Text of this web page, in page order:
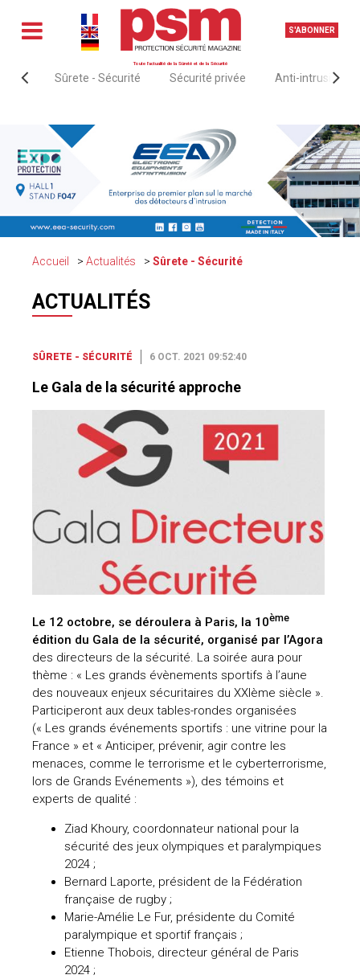
S'ABONNER
Toute l'actualité de la Sûreté et de la Sécurité
Sûrete - Sécurité Sécurité privée Anti-intrusion &
Accueil Actualités Sûrete - Sécurité
ACTUALITÉS
SÛRETE - SÉCURITÉ 6 OCT. 2021 09:52:40
Le Gala de la sécurité approche
Le 12 octobre, se déroulera à Paris, la 10ème
édition du Gala de la sécurité, organisé par l’Agora
des directeurs de la sécurité. La soirée aura pour
thème : « Les grands évènements sportifs à l’aune
des nouveaux enjeux sécuritaires du XXIème siècle ».
Participeront aux deux tables-rondes organisées
(« Les grands événements sportifs : une vitrine pour la
France » et « Anticiper, prévenir, agir contre les
menaces, comme le terrorisme et le cyberterrorisme,
lors de Grands Evénements »), des témoins et
experts de qualité :
Ziad Khoury, coordonnateur national pour la
sécurité des jeux olympiques et paralympiques
2024 ;
Bernard Laporte, président de la Fédération
française de rugby ;
Marie-Amélie Le Fur, présidente du Comité
paralympique et sportif français ;
Etienne Thobois, directeur général de Paris
2024 ;